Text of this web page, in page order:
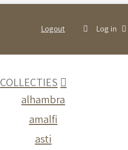
Logout Log in
COLLECTIES
alhambra
amalfi
asti